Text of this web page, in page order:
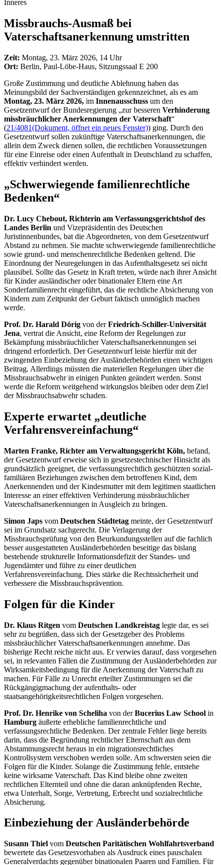
Inneres
Missbrauchs-Ausmaß bei
Vaterschaftsanerkennung umstritten
Zeit: Montag, 23. März 2026, 14 Uhr
Ort: Berlin, Paul-Löbe-Haus, Sitzungssaal E 200
Große Zustimmung und deutliche Ablehnung haben das
Meinungsbild der Sachverständigen gekennzeichnet, als es am
Montag, 23. März 2026, im Innenausschuss um den
Gesetzentwurf der Bundesregierung „zur besseren Verhinderung
missbräuchlicher Anerkennungen der Vaterschaft“
(21/4081(Dokument, öffnet ein neues Fenster)) ging. Durch den
Gesetzentwurf sollen zukünftige Vaterschaftsanerkennungen, die
allein dem Zweck dienen sollen, die rechtlichen Voraussetzungen
für eine Einreise oder einen Aufenthalt in Deutschland zu schaffen,
effektiv verhindert werden.
„Schwerwiegende familienrechtliche
Bedenken“
Dr. Lucy Chebout, Richterin am Verfassungsgerichtshof des
Landes Berlin und Vizepräsidentin des Deutschen
Juristinnenbundes, bat die Abgeordneten, von dem Gesetzentwurf
Abstand zu nehmen. Sie machte schwerwiegende familienrechtliche
sowie grund- und menschenrechtliche Bedenken geltend. Die
Einordnung der Neuregelungen in das Aufenthaltsgesetz sei nicht
plausibel. Sollte das Gesetz in Kraft treten, würde nach ihrer Ansicht
für Kinder ausländischer oder binationaler Eltern eine Art
Sonderfamilienrecht eingeführt, das die rechtliche Absicherung von
Kindern zum Zeitpunkt der Geburt faktisch unmöglich machen
werde.
Prof. Dr. Harald Dörig von derFriedrich-Schiller-Universität
Jena, vertrat die Ansicht, eine Reform der Regelungen zur
Bekämpfung missbräuchlicher Vaterschaftsanerkennungen sei
dringend erforderlich. Der Gesetzentwurf leiste hierfür mit der
zwingenden Einbeziehung der Ausländerbehörden einen wichtigen
Beitrag. Allerdings müssten die materiellen Regelungen über die
Missbrauchsabwehr in einigen Punkten geändert werden. Sonst
werde die Reform weitgehend wirkungslos bleiben oder dem Ziel
der Missbrauchsabwehr schaden.
Experte erwartet „deutliche
Verfahrensvereinfachung“
Marten Franke, Richter am Verwaltungsgericht Köln, befand,
der Gesetzentwurf erweise sich in gesetzestechnischer Hinsicht als
grundsätzlich geeignet, die verfassungsrechtlich geschützten sozial-
familiären Beziehungen zwischen dem betroffenen Kind, dem
Anerkennenden und der Kindesmutter mit dem legitimen staatlichen
Interesse an einer effektiven Verhinderung missbräuchlicher
Vaterschaftsanerkennungen in Ausgleich zu bringen.
Simon Japs vom Deutschen Städtetag meinte, der Gesetzentwurf
sei im Grundsatz sachgerecht. Die Verlagerung der
Missbrauchsprüfung von den Beurkundungsstellen auf die fachlich
besser ausgestatteten Ausländerbehörden beseitige das bislang
bestehende strukturelle Informationsdefizit der Standes- und
Jugendämter und führe zu einer deutlichen
Verfahrensvereinfachung. Dies stärke die Rechtssicherheit und
verbessere die Missbrauchsprävention.
Folgen für die Kinder
Dr. Klaus Ritgen vom Deutschen Landkreistag legte dar, es sei
sehr zu begrüßen, dass sich der Gesetzgeber des Problems
missbräuchlicher Vaterschaftsanerkennungen annehme. Das
bisherige Recht reiche nicht aus. Er verwies darauf, dass vorgesehen
sei, in relevanten Fällen die Zustimmung der Ausländerbehörden zur
Wirksamkeitsbedingung für die Anerkennung der Vaterschaft zu
machen. Für Fälle zu Unrecht erteilter Zustimmungen sei die
Rückgängigmachung der aufenthalts- oder
staatsangehörigkeitsrechtlichen Folgen vorgesehen.
Prof. Dr. Henrike von Scheliha von derBucerius Law School in
Hamburg äußerte erhebliche familienrechtliche und
verfassungsrechtliche Bedenken. Der zentrale Fehler liege bereits
darin, dass die Begründung rechtlicher Elternschaft aus dem
Abstammungsrecht heraus in ein migrationsrechtliches
Kontrollsystem verschoben werden solle. Am schwersten seien die
Folgen für die Kinder. Solange die Zustimmung fehle, entstehe
keine wirksame Vaterschaft. Das Kind bleibe ohne zweiten
rechtlichen Elternteil und ohne die daran anknüpfenden Rechte,
etwa Unterhalt, Sorge, Vertretung, Erbrecht und sozialrechtliche
Absicherung.
Einbeziehung der Ausländerbehörde
Susann Thiel vom Deutschen Paritätischen Wohlfahrtsverband
bewertete das Gesetzesvorhaben als Ausdruck eines pauschalen
Generalverdachts gegenüber binationalen Paaren und Familien. Für